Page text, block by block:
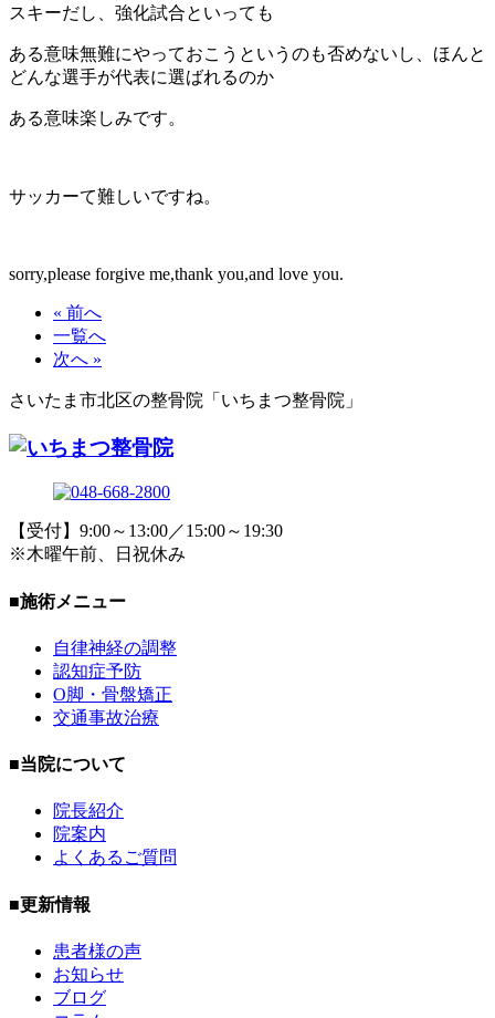
スキーだし、強化試合といっても
ある意味無難にやっておこうというのも否めないし、ほんと
どんな選手が代表に選ばれるのか
ある意味楽しみです。
サッカーて難しいですね。
sorry,please forgive me,thank you,and love you.
« 前へ
一覧へ
次へ »
さいたま市北区の整骨院「いちまつ整骨院」
【受付】9:00～13:00／15:00～19:30
※木曜午前、日祝休み
■施術メニュー
自律神経の調整
認知症予防
O脚・骨盤矯正
交通事故治療
■当院について
院長紹介
院案内
よくあるご質問
■更新情報
患者様の声
お知らせ
ブログ